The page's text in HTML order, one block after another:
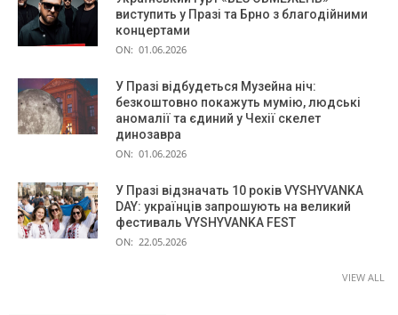
виступить у Празі та Брно з благодійними
концертами
ON: 01.06.2026
У Празі відбудеться Музейна ніч:
безкоштовно покажуть мумію, людські
аномалії та єдиний у Чехії скелет
динозавра
ON: 01.06.2026
У Празі відзначать 10 років VYSHYVANKA
DAY: українців запрошують на великий
фестиваль VYSHYVANKA FEST
ON: 22.05.2026
VIEW ALL